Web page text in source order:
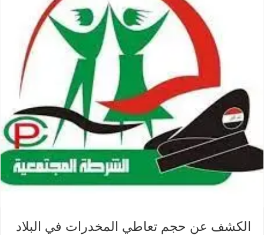
الكشف عن حجم تعاطي المخدرات في البلاد